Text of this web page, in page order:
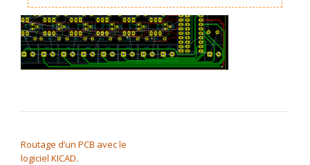
Routage d’un PCB avec le
logiciel KICAD.